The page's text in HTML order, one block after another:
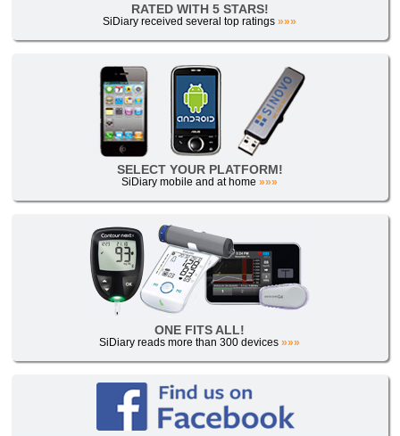
RATED WITH 5 STARS!
SiDiary received several top ratings»»»
SELECT YOUR PLATFORM!
SiDiary mobile and at home»»»
ONE FITS ALL!
SiDiary reads more than 300 devices»»»